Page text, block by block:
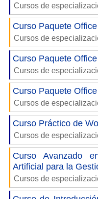
Cursos de
Curso Paquete
Cursos de
Curso Paquete
Cursos de
Curso Paquete
Cursos de
Curso Práctico de
Cursos de
Curso Avanzado
Artificial para la
Cursos de